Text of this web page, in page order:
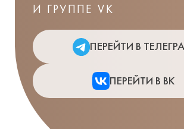
И ГРУППЕ VK
ПЕРЕЙТИ В
ПЕРЕЙТИ В ВК